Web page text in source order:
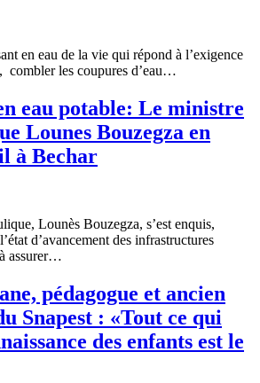
en eau de la vie qui répond à l’exigence
combler les coupures d’eau…
eau potable: Le ministre
Lounes Bouzegza en
à Bechar
Lounès Bouzegza, s’est enquis,
d’avancement des infrastructures
assurer…
pédagogue et ancien
Snapest : «Tout ce qui
des enfants est le